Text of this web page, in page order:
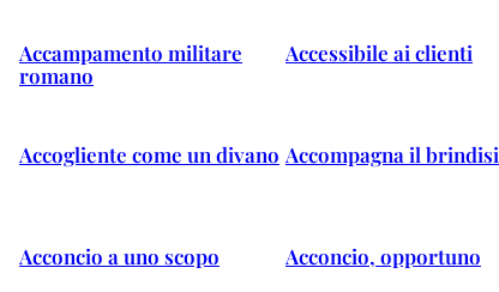
Accampamento militare
romano
Accessibile ai clienti
Accogliente come un divano Accompagna il brindisi
Acconcio a uno scopo Acconcio, opportuno